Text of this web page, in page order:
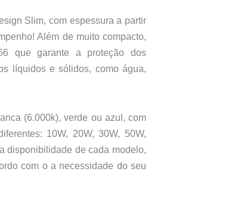
Slim, com espessura a partir
Além de muito compacto,
que garante a proteção dos
líquidos e sólidos, como água,
(6.000k), verde ou azul, com
10W, 20W, 30W, 50W,
disponibilidade de cada modelo,
com o a necessidade do seu